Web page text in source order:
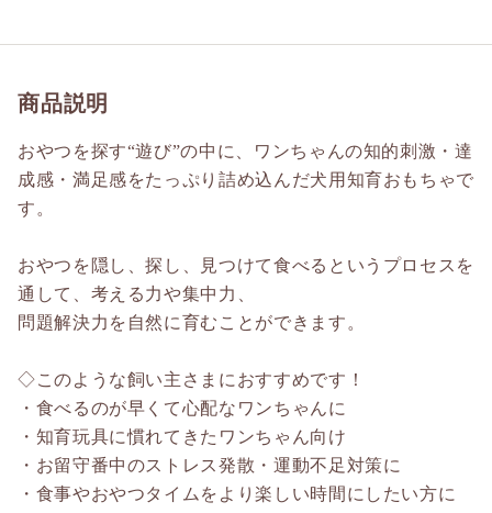
商品説明
おやつを探す“遊び”の中に、ワンちゃんの知的刺激・達
成感・満足感をたっぷり詰め込んだ犬用知育おもちゃで
す。
おやつを隠し、探し、見つけて食べるというプロセスを
通して、考える力や集中力、
問題解決力を自然に育むことができます。
◇このような飼い主さまにおすすめです！
・食べるのが早くて心配なワンちゃんに
・知育玩具に慣れてきたワンちゃん向け
・お留守番中のストレス発散・運動不足対策に
・食事やおやつタイムをより楽しい時間にしたい方に